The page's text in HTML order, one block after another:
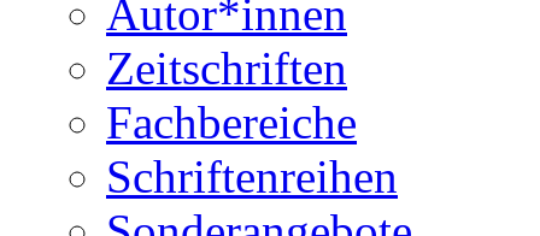
Autor*innen
Zeitschriften
Fachbereiche
Schriftenreihen